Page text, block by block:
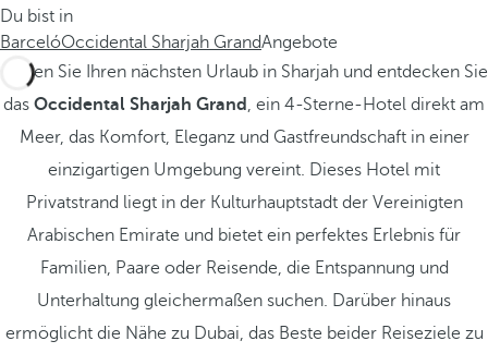
Du bist in
BarcelóOccidental Sharjah GrandAngebote
Planen Sie Ihren nächsten Urlaub in Sharjah und entdecken Sie
das Occidental Sharjah Grand , ein 4-Sterne-Hotel direkt am
Meer, das Komfort, Eleganz und Gastfreundschaft in einer
einzigartigen Umgebung vereint. Dieses Hotel mit
Privatstrand liegt in der Kulturhauptstadt der Vereinigten
Arabischen Emirate und bietet ein perfektes Erlebnis für
Familien, Paare oder Reisende, die Entspannung und
Unterhaltung gleichermaßen suchen. Darüber hinaus
ermöglicht die Nähe zu Dubai, das Beste beider Reiseziele zu